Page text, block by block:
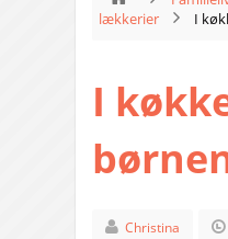
lækkerier
I
I
Christina